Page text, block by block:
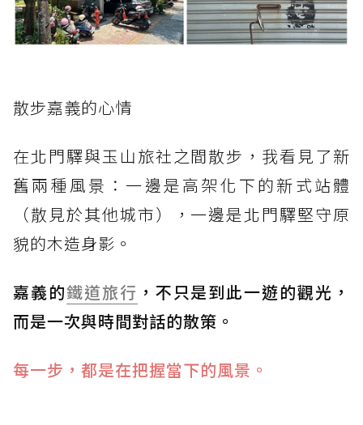
散步嘉義的心情
在北門驛與玉山旅社之間散步，我看見了新
舊兩種風景：一邊是高架化下的新式站體
（散見於其他城市），一邊是北門驛堅守原
貌的木造身影。
嘉義的鐵道旅行 ，不只是到此一遊的觀光，
而是一次與時間對話的散策。
每一步，都是在把握當下的風景。